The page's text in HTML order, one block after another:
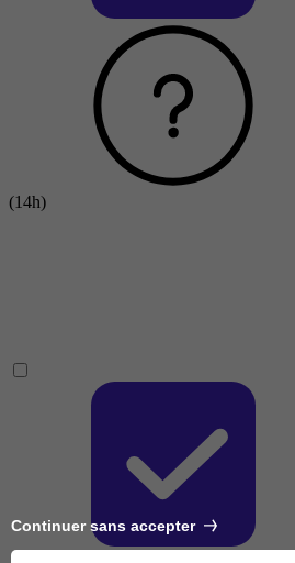
(14h)
Continuer sans accepter